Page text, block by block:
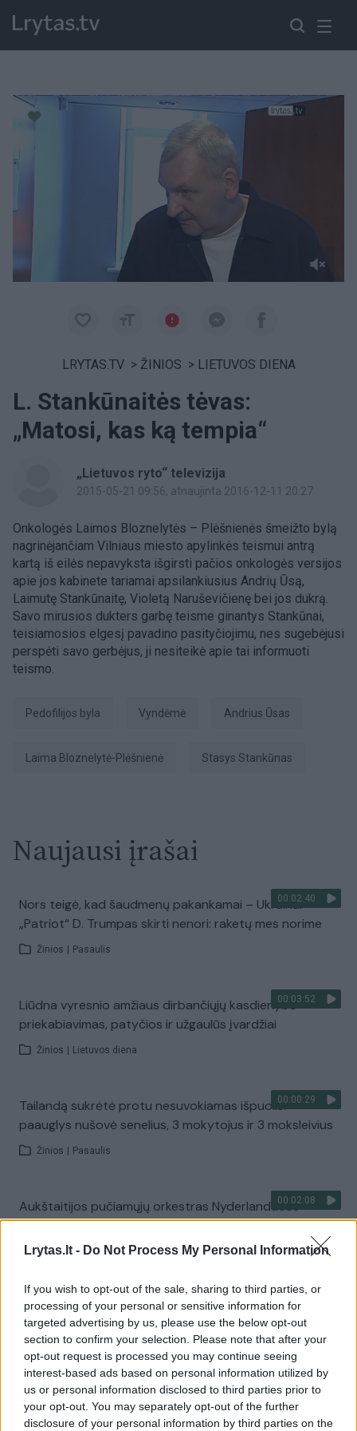
Lrytas.lt - Do Not Process My Personal Information
If you wish to opt-out of the sale, sharing to third parties, or
processing of your personal or sensitive information for
targeted advertising by us, please use the below opt-out
section to confirm your selection. Please note that after your
opt-out request is processed you may continue seeing
interest-based ads based on personal information utilized by
us or personal information disclosed to third parties prior to
your opt-out. You may separately opt-out of the further
disclosure of your personal information by third parties on the
LRYTAS.TV > ŽINIOS > LIETUVOS DIENA
L. Stankūnaitės tėvas:
„Matosi, kas ką tempia“
„Lietuvos ryto“ televizija
2015-05-21 09:56, atnaujinta 2016-12-11 20:27
Onkologės Laimos Bloznelytės – Plėšnienės šmeižto bylą
nagrinėjančiam Vilniaus miesto apylinkės teismui antrą
kartą iš eilės nepavyksta išgirsti pačios onkologės versijos
apie jos kabinete tariamai apsilankiusius Andrių Ūsą,
Laimutę Stankūnaitę, Violetą Naruševičienę bei jos dukrą.
Savo mirusios dukters garbę teisme ginantys Stankūnai,
teisiamosios elgesį pavadino pasityčiojimu, nes sugebėjusi
perspėti savo gerbėjus, ji nesiteikė apie tai informuoti
teismo.
pedofilijos byla vyndėmė Andrius Ūsas
Laima Bloznelytė-Plėšnienė Stasys Stankūnas
Naujausi įrašai
00:02:40
Nors teigė, kad šaudmenų pakankamai – Ukrainai
„Patriot“ D. Trumpas skirti nenori: raketų mes norime
Žinios Pasaulis
00:03:52
Liūdna vyresnio amžiaus dirbančiųjų kasdienybė –
priekabiavimas, patyčios ir užgaulūs įvardžiai
Žinios Lietuvos diena
00:00:29
Tailandą sukrėtė protu nesuvokiamas išpuolis:
paauglys nušovė senelius, 3 mokytojus ir 3 moksleivius
Žinios Pasaulis
00:02:08
Aukštaitijos pučiamųjų orkestras Nyderlanduose
apgynė čempionų vardą
Žinios | Lietuvos diena
Visi įrašai
Žiūrimiausi įrašai